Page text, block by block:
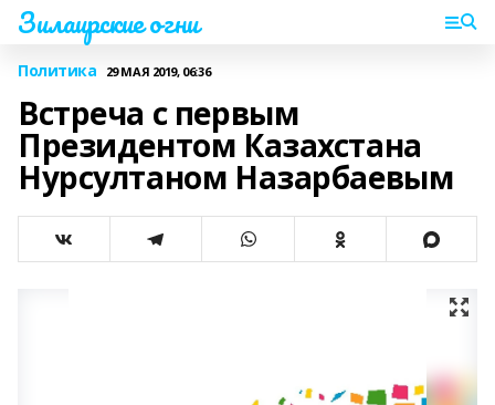
Зилаирские огни
Политика 29 МАЯ 2019, 06:36
Встреча с первым
Президентом Казахстана
Нурсултаном Назарбаевым